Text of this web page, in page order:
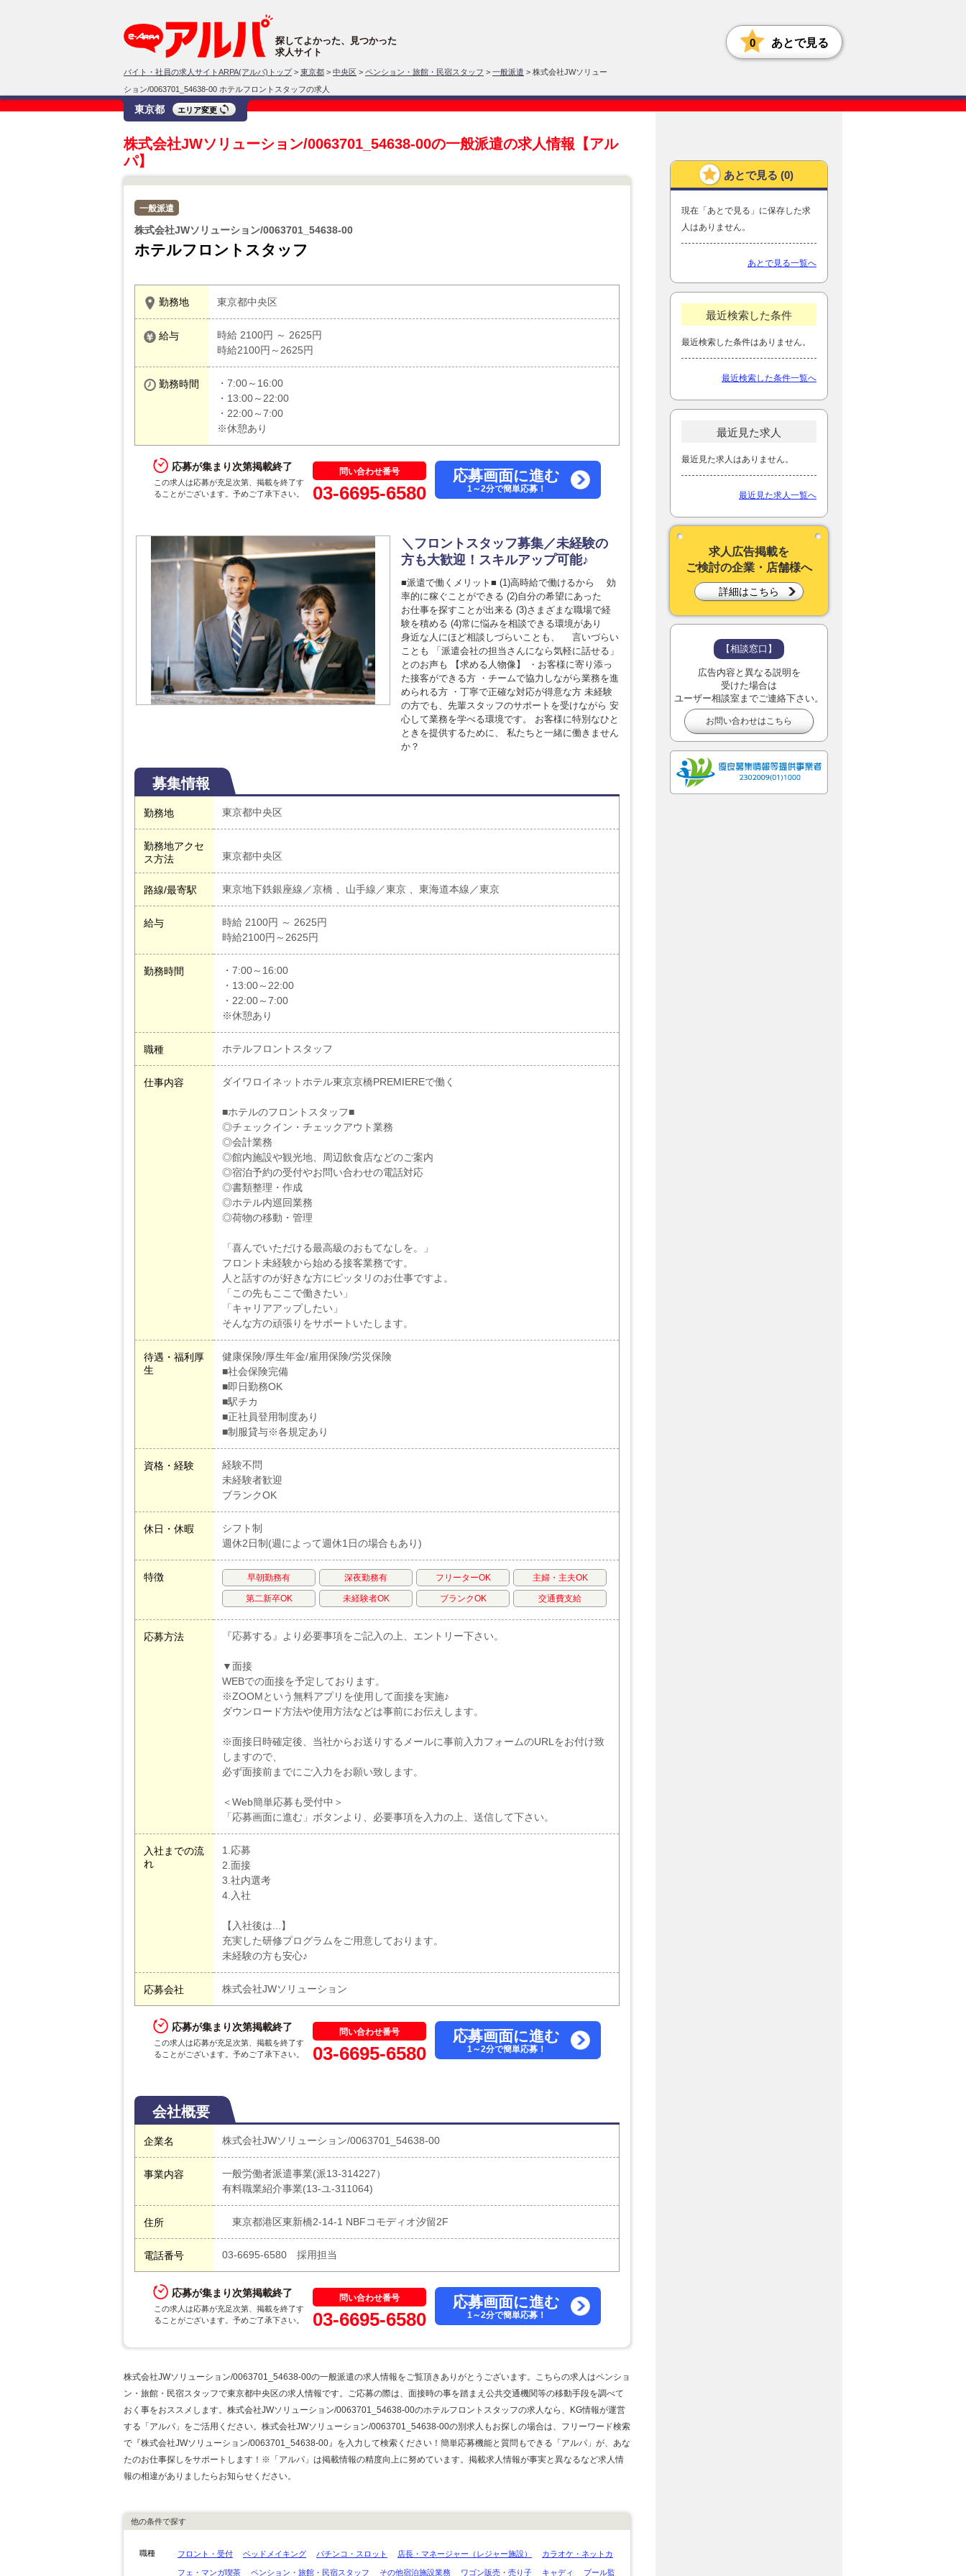
探してよかった、見つかった
求人サイト
バイト・社員の求人サイトARPA(アルパ)トップ > 東京都 > 中央区 > ペンション・旅館・民宿スタッフ > 一般派遣 > 株式会社JWソリュー
ション/0063701_54638-00 ホテルフロントスタッフの求人
0 あとで見る
東京都 エリア変更
株式会社JWソリューション/0063701_54638-00の一般派遣の求人情報【アル
パ】
一般派遣
株式会社JWソリューション/0063701_54638-00
ホテルフロントスタッフ
勤務地 東京都中央区
給与
時給 2100円 ～ 2625円
時給2100円～2625円
勤務時間
・7:00～16:00
・13:00～22:00
・22:00～7:00
※休憩あり
応募が集まり次第掲載終了
この求人は応募が充足次第、掲載を終了す
ることがございます。予めご了承下さい。
問い合わせ番号
03-6695-6580
応募画面に進む
1～2分で簡単応募！
＼フロントスタッフ募集／未経験の
方も大歓迎！スキルアップ可能♪
■派遣で働くメリット■ (1)高時給で働けるから 効
率的に稼ぐことができる (2)自分の希望にあった
お仕事を探すことが出来る (3)さまざまな職場で経
験を積める (4)常に悩みを相談できる環境があり
身近な人にほど相談しづらいことも、 言いづらい
ことも 「派遣会社の担当さんになら気軽に話せる」
とのお声も 【求める人物像】 ・お客様に寄り添っ
た接客ができる方 ・チームで協力しながら業務を進
められる方 ・丁寧で正確な対応が得意な方 未経験
の方でも、先輩スタッフのサポートを受けながら 安
心して業務を学べる環境です。 お客様に特別なひと
ときを提供するために、 私たちと一緒に働きません
か？
募集情報
勤務地 東京都中央区
勤務地アクセ
ス方法
東京都中央区
路線/最寄駅 東京地下鉄銀座線／京橋 、山手線／東京 、東海道本線／東京
給与
時給 2100円 ～ 2625円
時給2100円～2625円
勤務時間
・7:00～16:00
・13:00～22:00
・22:00～7:00
※休憩あり
職種 ホテルフロントスタッフ
仕事内容 ダイワロイネットホテル東京京橋PREMIEREで働く
■ホテルのフロントスタッフ■
◎チェックイン・チェックアウト業務
◎会計業務
◎館内施設や観光地、周辺飲食店などのご案内
◎宿泊予約の受付やお問い合わせの電話対応
◎書類整理・作成
◎ホテル内巡回業務
◎荷物の移動・管理
「喜んでいただける最高級のおもてなしを。」
フロント未経験から始める接客業務です。
人と話すのが好きな方にピッタリのお仕事ですよ。
「この先もここで働きたい」
「キャリアアップしたい」
そんな方の頑張りをサポートいたします。
待遇・福利厚
生
健康保険/厚生年金/雇用保険/労災保険
■社会保険完備
■即日勤務OK
■駅チカ
■正社員登用制度あり
■制服貸与※各規定あり
資格・経験
経験不問
未経験者歓迎
ブランクOK
休日・休暇
シフト制
週休2日制(週によって週休1日の場合もあり)
特徴 早朝勤務有 深夜勤務有 フリーターOK 主婦・主夫OK
第二新卒OK 未経験者OK ブランクOK 交通費支給
応募方法 『応募する』より必要事項をご記入の上、エントリー下さい。
▼面接
WEBでの面接を予定しております。
※ZOOMという無料アプリを使用して面接を実施♪
ダウンロード方法や使用方法などは事前にお伝えします。
※面接日時確定後、当社からお送りするメールに事前入力フォームのURLをお付け致
しますので、
必ず面接前までにご入力をお願い致します。
＜Web簡単応募も受付中＞
「応募画面に進む」ボタンより、必要事項を入力の上、送信して下さい。
入社までの流
れ
1.応募
2.面接
3.社内選考
4.入社
【入社後は...】
充実した研修プログラムをご用意しております。
未経験の方も安心♪
応募会社 株式会社JWソリューション
応募が集まり次第掲載終了
この求人は応募が充足次第、掲載を終了す
ることがございます。予めご了承下さい。
問い合わせ番号
03-6695-6580
応募画面に進む
1～2分で簡単応募！
会社概要
企業名 株式会社JWソリューション/0063701_54638-00
事業内容
一般労働者派遣事業(派13-314227）
有料職業紹介事業(13-ユ-311064)
住所 東京都港区東新橋2-14-1 NBFコモディオ汐留2F
電話番号 03-6695-6580 採用担当
応募が集まり次第掲載終了
この求人は応募が充足次第、掲載を終了す
ることがございます。予めご了承下さい。
問い合わせ番号
03-6695-6580
応募画面に進む
1～2分で簡単応募！
株式会社JWソリューション/0063701_54638-00の一般派遣の求人情報をご覧頂きありがとうございます。こちらの求人はペンショ
ン・旅館・民宿スタッフで東京都中央区の求人情報です。ご応募の際は、面接時の事を踏まえ公共交通機関等の移動手段を調べて
おく事をおススメします。株式会社JWソリューション/0063701_54638-00のホテルフロントスタッフの求人なら、KG情報が運営
する「アルパ」をご活用ください。株式会社JWソリューション/0063701_54638-00の別求人もお探しの場合は、フリーワード検索
で『株式会社JWソリューション/0063701_54638-00』を入力して検索ください！簡単応募機能と質問もできる「アルパ」が、あな
たのお仕事探しをサポートします！※「アルパ」は掲載情報の精度向上に努めています。掲載求人情報が事実と異なるなど求人情
報の相違がありましたらお知らせください。
他の条件で探す
職種 フロント・受付 ベッドメイキング パチンコ・スロット 店長・マネージャー（レジャー施設） カラオケ・ネットカ
フェ・マンガ喫茶 ペンション・旅館・民宿スタッフ その他宿泊施設業務 ワゴン販売・売り子 キャディ プール監
あとで見る (0)
現在「あとで見る」に保存した求
人はありません。
あとで見る一覧へ
最近検索した条件
最近検索した条件はありません。
最近検索した条件一覧へ
最近見た求人
最近見た求人はありません。
最近見た求人一覧へ
求人広告掲載を
ご検討の企業・店舗様へ
詳細はこちら
【相談窓口】
広告内容と異なる説明を
受けた場合は
ユーザー相談室までご連絡下さい。
お問い合わせはこちら